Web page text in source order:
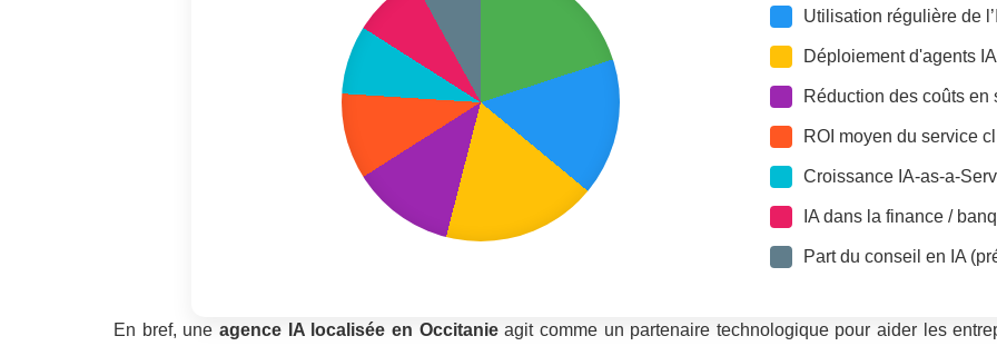
Utilisation régulière de
Déploiement d'agents
Réduction des coûts en
ROI moyen du service
Croissance IA-as-a-
IA dans la finance /
Part du conseil en IA
En bref, une agence IA localisée en Occitanieagit comme un partenaire technologique pour aider les